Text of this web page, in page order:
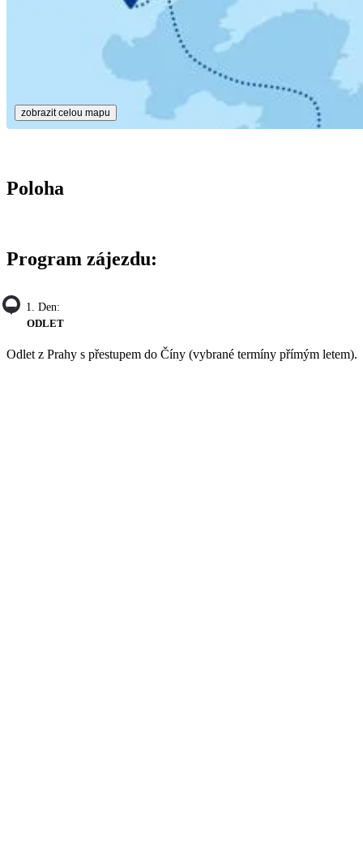
zobrazit celou mapu
Poloha
Program zájezdu:
1. Den:
ODLET
Odlet z Prahy s přestupem do Číny (vybrané termíny přímým letem).